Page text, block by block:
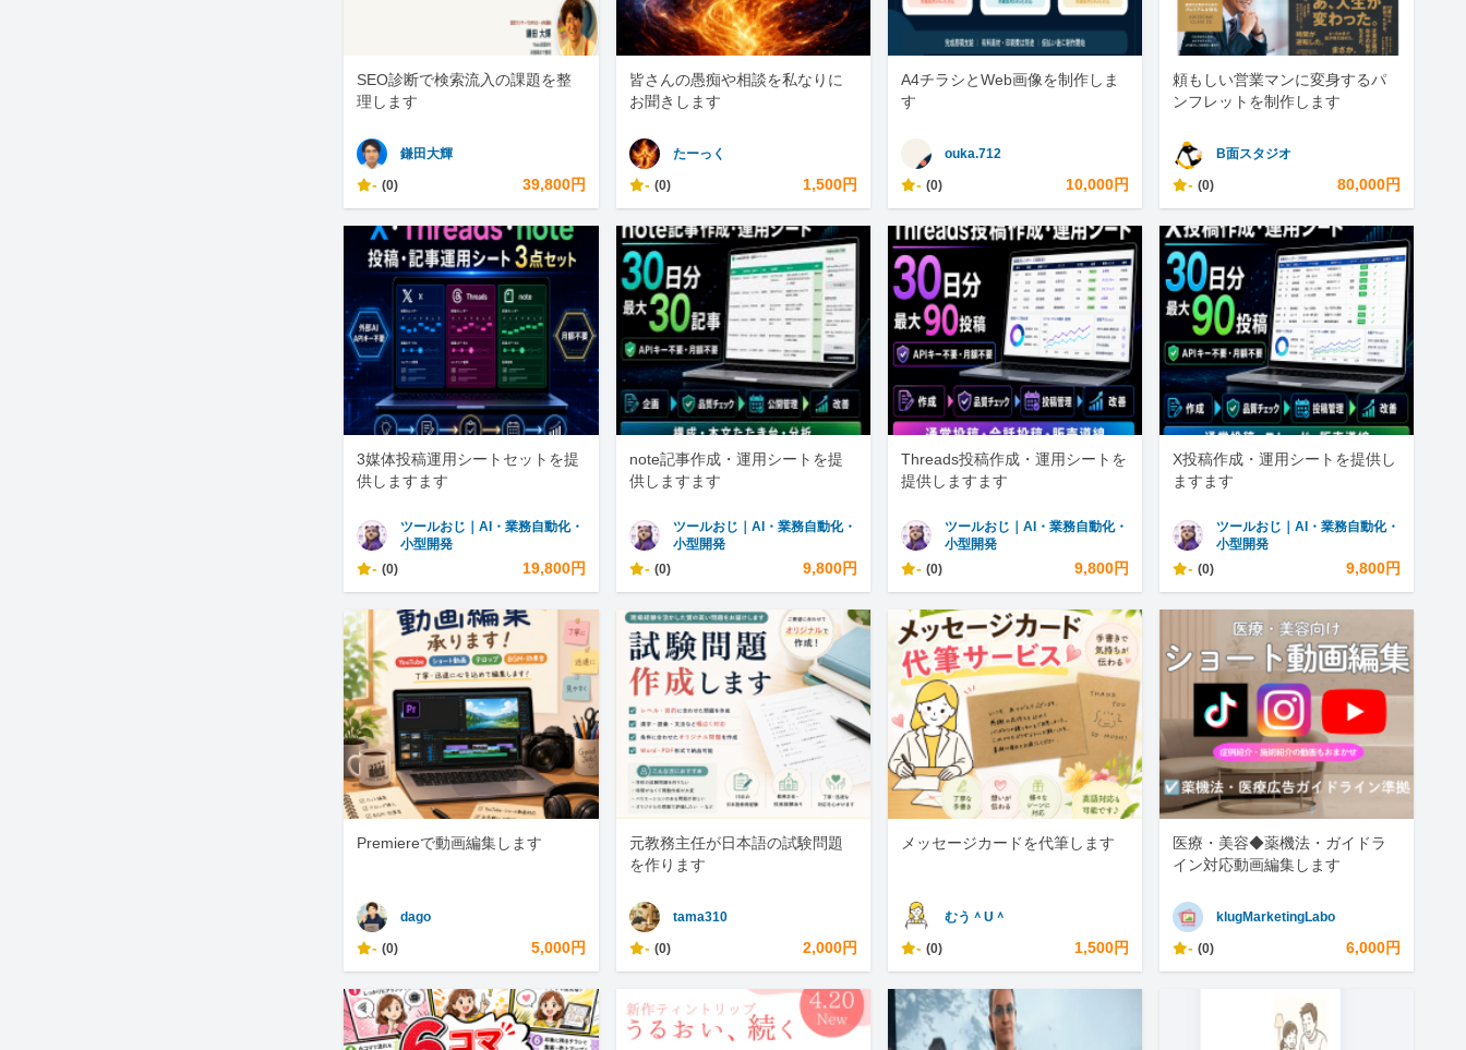
SEO診断で検索流入の課題を整
理します
鎌田大輝
- (0) 39,800円
皆さんの愚痴や相談を私なりに
お聞きします
たーっく
- (0) 1,500円
A4チラシとWeb画像を制作しま
す
ouka.712
- (0) 10,000円
頼もしい営業マンに変身するパ
ンフレットを制作します
B面スタジオ
- (0) 80,000円
3媒体投稿運用シートセットを提
供しますます
ツールおじ｜AI・業務自動化・
小型開発
- (0) 19,800円
note記事作成・運用シートを提
供しますます
ツールおじ｜AI・業務自動化・
小型開発
- (0) 9,800円
Threads投稿作成・運用シートを
提供しますます
ツールおじ｜AI・業務自動化・
小型開発
- (0) 9,800円
X投稿作成・運用シートを提供し
ますます
ツールおじ｜AI・業務自動化・
小型開発
- (0) 9,800円
Premiereで動画編集します
dago
- (0) 5,000円
元教務主任が日本語の試験問題
を作ります
tama310
- (0) 2,000円
メッセージカードを代筆します
むう＾U＾
- (0) 1,500円
医療・美容◆薬機法・ガイドラ
イン対応動画編集します
klugMarketingLabo
- (0) 6,000円